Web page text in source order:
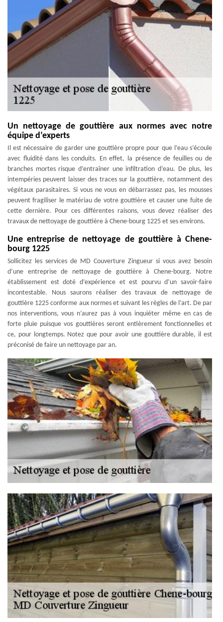
Un nettoyage de gouttière aux normes avec notre
équipe d’experts
Il est nécessaire de garder une gouttière propre pour que l’eau s’écoule
avec fluidité dans les conduits. En effet, la présence de feuilles ou de
branches mortes risque d’entraîner une infiltration d’eau. De plus, les
intempéries peuvent laisser des traces sur la gouttière, notamment des
végétaux parasitaires. Si vous ne vous en débarrassez pas, les mousses
peuvent fragiliser le matériau de votre gouttière et causer une fuite de
cette dernière. Pour ces différentes raisons, vous devez réaliser des
travaux de nettoyage de gouttière à Chene-bourg 1225 et ses environs.
Une entreprise de nettoyage de gouttière à Chene-
bourg 1225
Sollicitez les services de MD Couverture Zingueur si vous avez besoin
d’une entreprise de nettoyage de gouttière à Chene-bourg. Notre
établissement est doté d’expérience et est pourvu d’un savoir-faire
incontestable. Nous saurons réaliser des travaux de nettoyage de
gouttière 1225 conforme aux normes et suivant les règles de l’art. De par
nos interventions, vous n’aurez pas à vous inquiéter même en cas de
forte pluie puisque vos gouttières seront entièrement fonctionnelles et
ce, pour longtemps. Notez que pour avoir une gouttière durable, il est
préconisé de faire un nettoyage par an.